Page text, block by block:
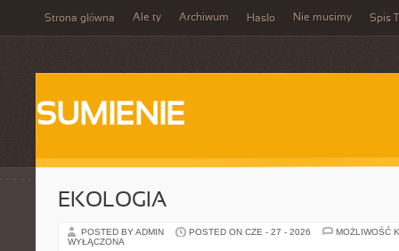
Strona główna Ale ty Archiwum Hasło Nie musimy Spis
SUMIENIE
EKOLOGIA
POSTED BY ADMIN POSTED ON CZE - 27 - 2026
MOŻLIWOŚĆ
WYŁĄCZONA